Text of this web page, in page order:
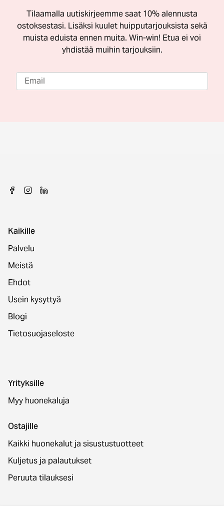
Tilaamalla uutiskirjeemme saat 10% alennusta
ostoksestasi. Lisäksi kuulet huipputarjouksista sekä
muista eduista ennen muita. Win-win! Etua ei voi
yhdistää muihin tarjouksiin.
Kaikille
Palvelu
Meistä
Ehdot
Usein kysyttyä
Blogi
Tietosuojaseloste
Yrityksille
Myy huonekaluja
Ostajille
Kaikki huonekalut ja sisustustuotteet
Kuljetus ja palautukset
Peruuta tilauksesi